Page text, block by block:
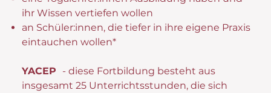
ihr Wissen vertiefen wollen
an Schüler:innen, die tiefer in ihre eigene Praxis
eintauchen wollen*
YACEP - diese Fortbildung besteht aus
insgesamt 25 Unterrichtsstunden, die sich